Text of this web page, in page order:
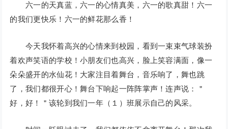
六一的天真蓝，六一的心情真美，六一的歌真甜！六一
的我们更快乐！六一的鲜花那么香！
今天我怀着高兴的心情来到校园，看到一束束气球装扮
着欢声笑语的学校！小朋友们也高兴，脸上笑容满面，像一
朵朵盛开的水仙花！大家注目着舞台，音乐响了，舞也跳
了，我们都很开心！舞台下响起一阵阵掌声！连声说：＂
好，好！＂该轮到我们一年（１）班展示自己的风采。